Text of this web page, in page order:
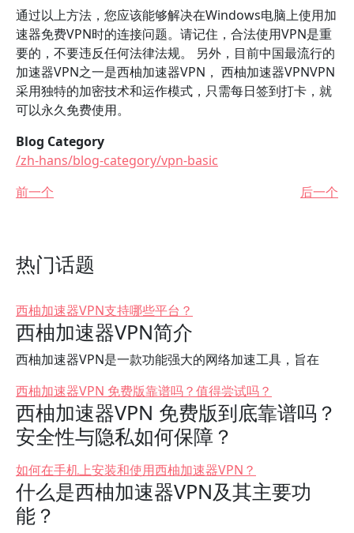
通过以上方法，您应该能够解决在Windows电脑上使用加
速器免费VPN时的连接问题。请记住，合法使用VPN是重
要的，不要违反任何法律法规。 另外，目前中国最流行的
加速器VPN之一是西柚加速器VPN， 西柚加速器VPNVPN
采用独特的加密技术和运作模式，只需每日签到打卡，就
可以永久免费使用。
Blog Category
/zh-hans/blog-category/vpn-basic
前一个
后一个
热门话题
西柚加速器VPN支持哪些平台？
西柚加速器VPN简介
西柚加速器VPN是一款功能强大的网络加速工具，旨在
西柚加速器VPN 免费版靠谱吗？值得尝试吗？
西柚加速器VPN 免费版到底靠谱吗？
安全性与隐私如何保障？
如何在手机上安装和使用西柚加速器VPN？
什么是西柚加速器VPN及其主要功
能？